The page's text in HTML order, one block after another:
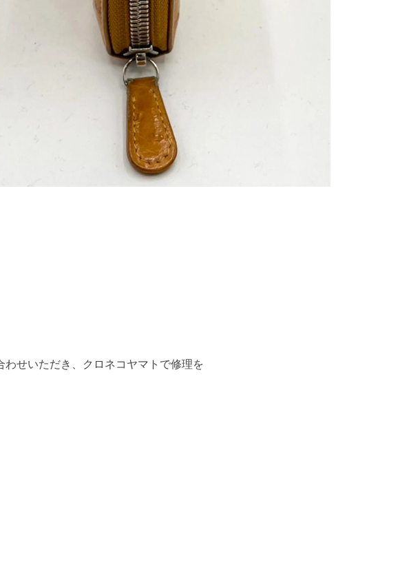
せいただき、クロネコヤマトで修理を